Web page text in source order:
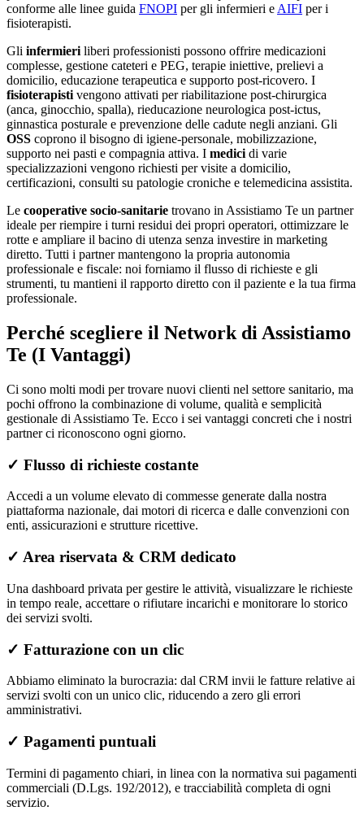
conforme alle linee guida FNOPI per gli infermieri e AIFI per i
fisioterapisti.
Gli infermieri liberi professionisti possono offrire medicazioni
complesse, gestione cateteri e PEG, terapie iniettive, prelievi a
domicilio, educazione terapeutica e supporto post-ricovero. I
fisioterapisti vengono attivati per riabilitazione post-chirurgica
(anca, ginocchio, spalla), rieducazione neurologica post-ictus,
ginnastica posturale e prevenzione delle cadute negli anziani. Gli
OSS coprono il bisogno di igiene-personale, mobilizzazione,
supporto nei pasti e compagnia attiva. I medici di varie
specializzazioni vengono richiesti per visite a domicilio,
certificazioni, consulti su patologie croniche e telemedicina assistita.
Le cooperative socio-sanitarie trovano in Assistiamo Te un partner
ideale per riempire i turni residui dei propri operatori, ottimizzare le
rotte e ampliare il bacino di utenza senza investire in marketing
diretto. Tutti i partner mantengono la propria autonomia
professionale e fiscale: noi forniamo il flusso di richieste e gli
strumenti, tu mantieni il rapporto diretto con il paziente e la tua firma
professionale.
Perché scegliere il Network di Assistiamo
Te (I Vantaggi)
Ci sono molti modi per trovare nuovi clienti nel settore sanitario, ma
pochi offrono la combinazione di volume, qualità e semplicità
gestionale di Assistiamo Te. Ecco i sei vantaggi concreti che i nostri
partner ci riconoscono ogni giorno.
✓ Flusso di richieste costante
Accedi a un volume elevato di commesse generate dalla nostra
piattaforma nazionale, dai motori di ricerca e dalle convenzioni con
enti, assicurazioni e strutture ricettive.
✓ Area riservata & CRM dedicato
Una dashboard privata per gestire le attività, visualizzare le richieste
in tempo reale, accettare o rifiutare incarichi e monitorare lo storico
dei servizi svolti.
✓ Fatturazione con un clic
Abbiamo eliminato la burocrazia: dal CRM invii le fatture relative ai
servizi svolti con un unico clic, riducendo a zero gli errori
amministrativi.
✓ Pagamenti puntuali
Termini di pagamento chiari, in linea con la normativa sui pagamenti
commerciali (D.Lgs. 192/2012), e tracciabilità completa di ogni
servizio.